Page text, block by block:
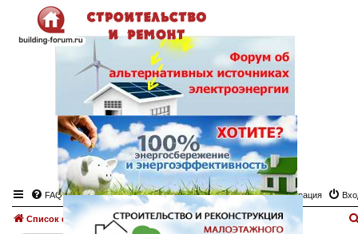
FAQ Регистрация
Список форумов Лаки, краски Форум "Лаки, краски"